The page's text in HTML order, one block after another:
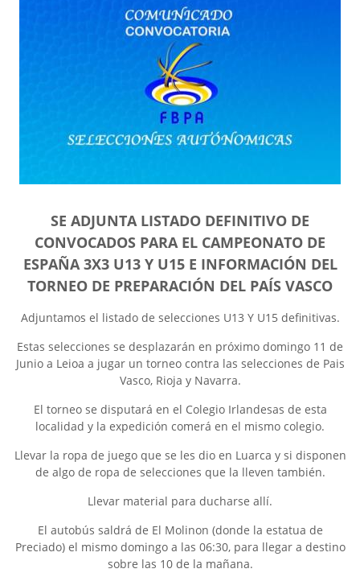
SE ADJUNTA LISTADO DEFINITIVO DE
CONVOCADOS PARA EL CAMPEONATO DE
ESPAÑA 3X3 U13 Y U15 E INFORMACIÓN DEL
TORNEO DE PREPARACIÓN DEL PAÍS VASCO
Adjuntamos el listado de selecciones U13 Y U15 definitivas.
Estas selecciones se desplazarán en próximo domingo 11 de
Junio a Leioa a jugar un torneo contra las selecciones de Pais
Vasco, Rioja y Navarra.
El torneo se disputará en el Colegio Irlandesas de esta
localidad y la expedición comerá en el mismo colegio.
Llevar la ropa de juego que se les dio en Luarca y si disponen
de algo de ropa de selecciones que la lleven también.
Llevar material para ducharse allí.
El autobús saldrá de El Molinon (donde la estatua de
Preciado) el mismo domingo a las 06:30, para llegar a destino
sobre las 10 de la mañana.